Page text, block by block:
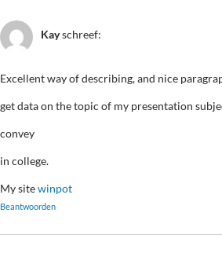
Kayschreef:
Excellent way of describing, and nice
get data on the topic of my presentation
convey
in college.
My sitewinpot
Beantwoorden